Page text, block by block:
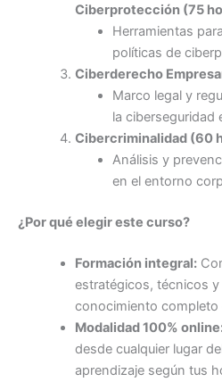
Ciberprotección (75
Herramientas
políticas de
Ciberderecho
Marco legal y
la ciberseguridad
Cibercriminalidad (60
Análisis y
en el entorno
¿Por qué elegir este curso?
Formación integral:
estratégicos, técnicos
conocimiento completo
Modalidad 100%
desde cualquier lugar
aprendizaje según tus